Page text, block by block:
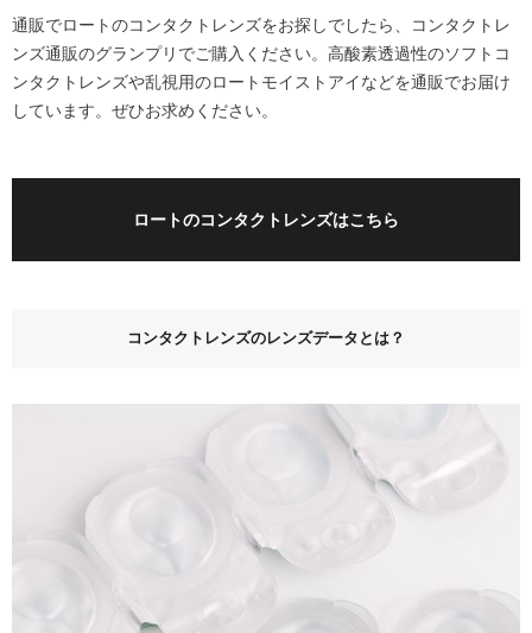
通販でロートのコンタクトレンズをお探しでしたら、コンタクトレ
ンズ通販のグランプリでご購入ください。高酸素透過性のソフトコ
ンタクトレンズや乱視用のロートモイストアイなどを通販でお届け
しています。ぜひお求めください。
ロートのコンタクトレンズはこちら
コンタクトレンズのレンズデータとは？